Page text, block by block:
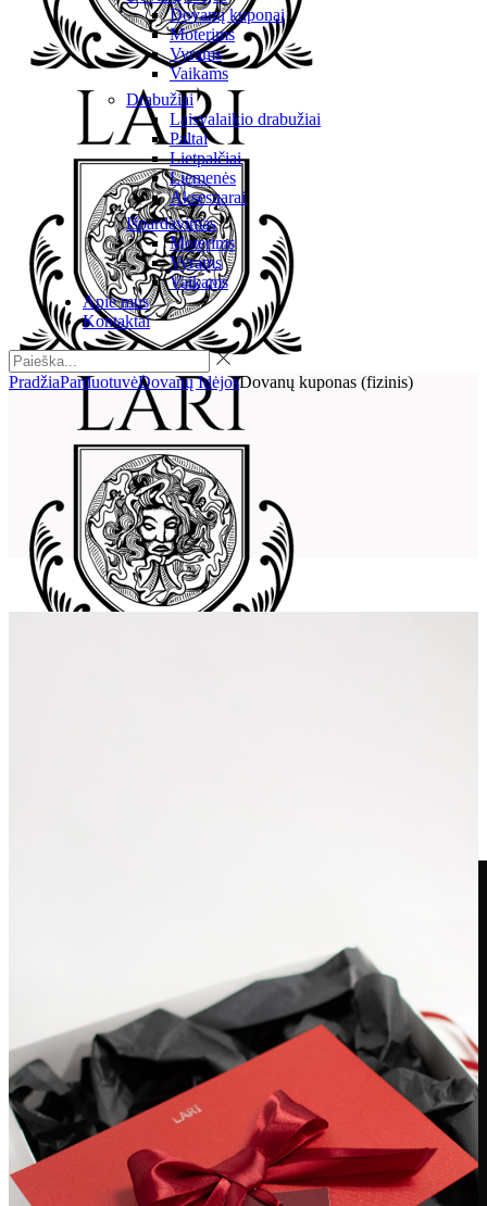
Moteriškos rankinės
Vyriškos rankinės
Kelioninės / laisvalaikio rankinės
Delninės
KOSMETINĖS & DĖKLAI
Kosmetinės
Kompiuterio dėklai
Paso dėklai
PINIGINĖS
Piniginės
Kortelių dėklai
Dovanų kuponai
Moterims
Vyrams
Vaikams
Drabužiai
Laisvalaikio drabužiai
Paltai
Lietpalčiai
Liemenės
Aksesuarai
Išpardavimas
Moterims
Vyrams
Vaikams
Apie mus
Kontaktai
PradžiaParduotuvėDovanų IdėjosDovanų kuponas (fizinis)